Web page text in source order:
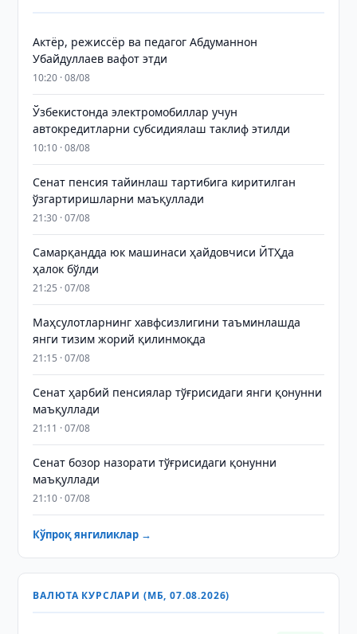
Актёр, режиссёр ва педагог Абдуманнон
Убайдуллаев вафот этди
10:20 · 08/08
Ўзбекистонда электромобиллар учун
автокредитларни субсидиялаш таклиф этилди
10:10 · 08/08
Сенат пенсия тайинлаш тартибига киритилган
ўзгартиришларни маъқуллади
21:30 · 07/08
Самарқандда юк машинаси ҳайдовчиси ЙТҲда
ҳалок бўлди
21:25 · 07/08
Маҳсулотларнинг хавфсизлигини таъминлашда
янги тизим жорий қилинмоқда
21:15 · 07/08
Сенат ҳарбий пенсиялар тўғрисидаги янги қонунни
маъқуллади
21:11 · 07/08
Сенат бозор назорати тўғрисидаги қонунни
маъқуллади
21:10 · 07/08
Кўпроқ янгиликлар →
ВАЛЮТА КУРСЛАРИ (МБ, 07.08.2026)